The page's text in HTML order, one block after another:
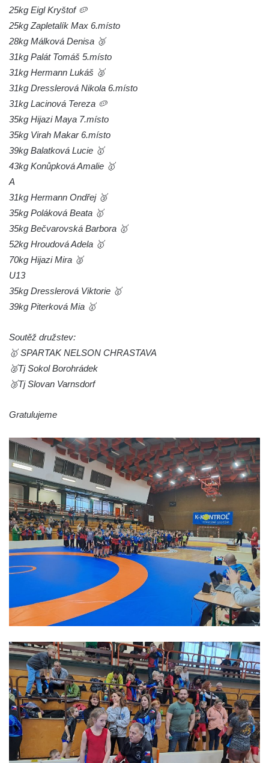
25kg Eigl Kryštof 🥔
25kg Zapletalík Max 6.místo
28kg Málková Denisa 🥉
31kg Palát Tomáš 5.místo
31kg Hermann Lukáš 🥈
31kg Dresslerová Nikola 6.místo
31kg Lacinová Tereza 🥔
35kg Hijazi Maya 7.místo
35kg Virah Makar 6.místo
39kg Balatková Lucie 🥇
43kg Konůpková Amalie 🥇
A
31kg Hermann Ondřej 🥉
35kg Poláková Beata 🥇
35kg Bečvarovská Barbora 🥇
52kg Hroudová Adela 🥇
70kg Hijazi Mira 🥈
U13
35kg Dresslerová Viktorie 🥇
39kg Piterková Mia 🥇
Soutěž družstev:
🥇 SPARTAK NELSON CHRASTAVA
🥈Tj Sokol Borohrádek
🥉Tj Slovan Varnsdorf
Gratulujeme